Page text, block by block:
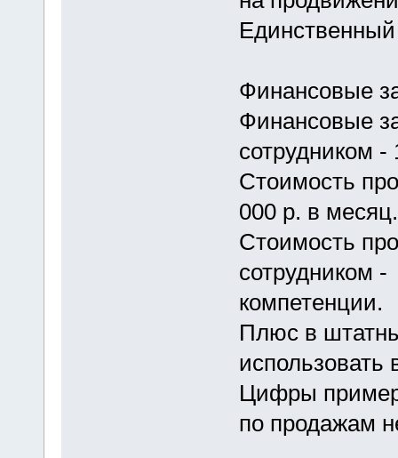
Финансовые
Финансовые
сотрудником -
Стоимость
000 р. в месяц.
Стоимость
сотрудником
компетенции.
Плюс в
Цифры
по продажам